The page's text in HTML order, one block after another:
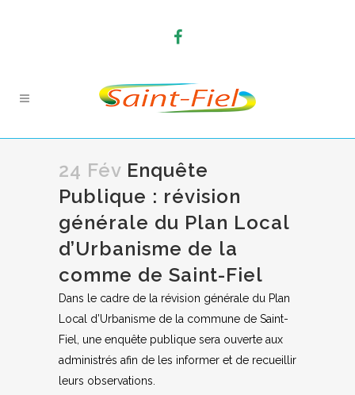
24 Fév Enquête
Publique : révision
générale du Plan Local
d’Urbanisme de la
comme de Saint-Fiel
Dans le cadre de la révision générale du Plan
Local d’Urbanisme de la commune de Saint-
Fiel, une enquête publique sera ouverte aux
administrés afin de les informer et de recueillir
leurs observations.